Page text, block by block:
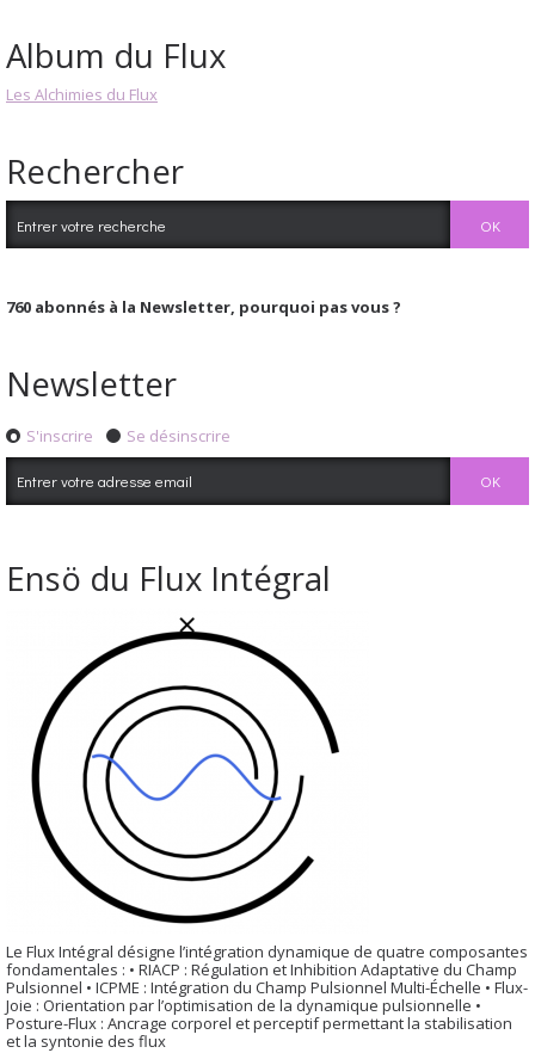
Album du Flux
Les Alchimies du Flux
Rechercher
760 abonnés à la Newsletter, pourquoi pas vous ?
Newsletter
S'inscrire Se désinscrire
Ensö du Flux Intégral
Le Flux Intégral désigne l’intégration dynamique de quatre composantes
fondamentales : • RIACP : Régulation et Inhibition Adaptative du Champ
Pulsionnel • ICPME : Intégration du Champ Pulsionnel Multi-Échelle • Flux-
Joie : Orientation par l’optimisation de la dynamique pulsionnelle •
Posture-Flux : Ancrage corporel et perceptif permettant la stabilisation
et la syntonie des flux